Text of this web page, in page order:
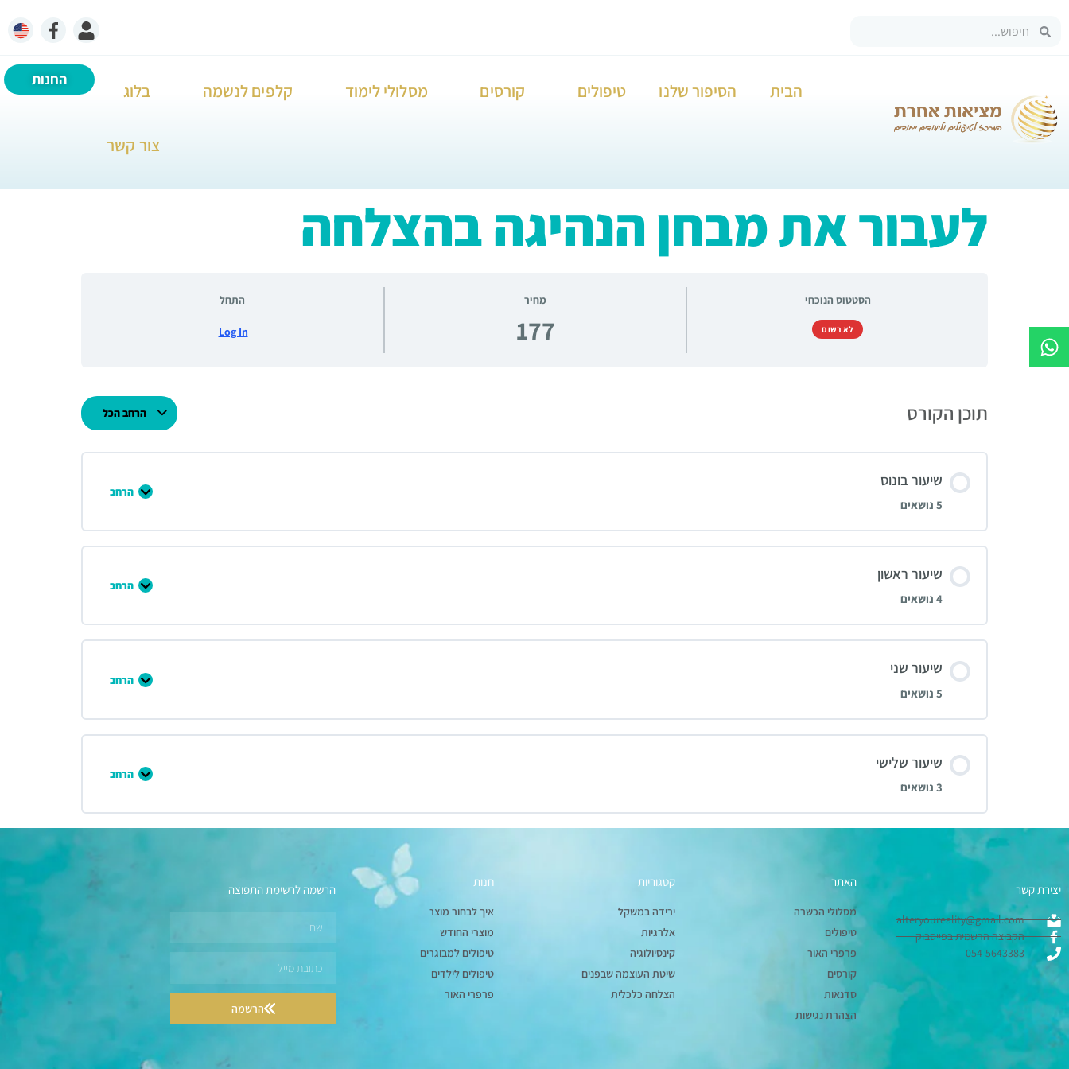
הבית הסיפור שלנו טיפולים קורסים מסלולי לימוד קלפים לנשמה בלוג
צור קשר
החנות
לעבור את מבחן הנהיגה בהצלחה
הסטטוס הנוכחי
לא רשום
מחיר
177
התחל
Log In
תוכן הקורס הרחב הכל
שיעור בונוס
5 נושאים
הרחב
שיעור ראשון
4 נושאים
הרחב
שיעור שני
5 נושאים
הרחב
שיעור שלישי
3 נושאים
הרחב
יצירת קשר
alteryoureality@gmail.com
הקבוצה הרשמית בפייסבוק
054-5643383
האתר
מסלולי הכשרה
טיפולים
פרפרי האור
קורסים
סדנאות
הצהרת נגישות
קטגוריות
ירידה במשקל
אלרגיות
קינסיולוגיה
שיטת העוצמה שבפנים
הצלחה כלכלית
חנות
איך לבחור מוצר
מוצרי החודש
טיפולים למבוגרים
טיפולים לילדים
פרפרי האור
הרשמה לרשימת התפוצה
הרשמה